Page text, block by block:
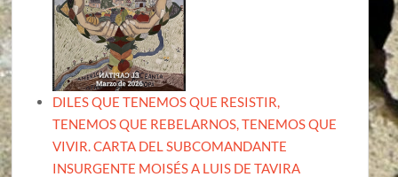
DILES QUE TENEMOS QUE RESISTIR,
TENEMOS QUE REBELARNOS, TENEMOS QUE
VIVIR. CARTA DEL SUBCOMANDANTE
INSURGENTE MOISÉS A LUIS DE TAVIRA